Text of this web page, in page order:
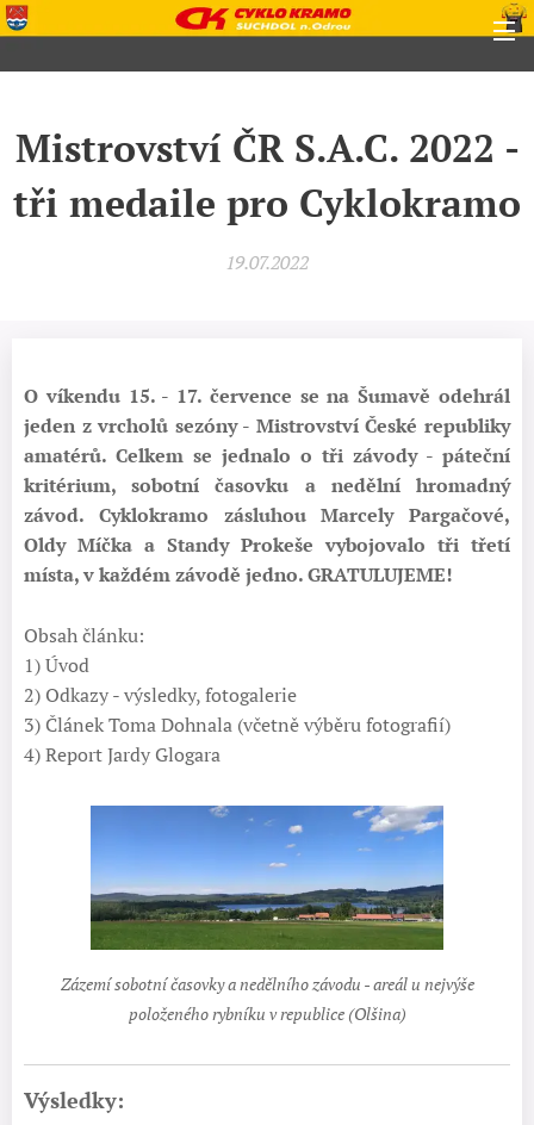
Mistrovství ČR S.A.C. 2022 -
tři medaile pro Cyklokramo
19.07.2022
O víkendu 15. - 17. července se na Šumavě odehrál
jeden z vrcholů sezóny - Mistrovství České republiky
amatérů. Celkem se jednalo o tři závody - páteční
kritérium, sobotní časovku a nedělní hromadný
závod. Cyklokramo zásluhou Marcely Pargačové,
Oldy Míčka a Standy Prokeše vybojovalo tři třetí
místa, v každém závodě jedno. GRATULUJEME!
Obsah článku:
1) Úvod
2) Odkazy - výsledky, fotogalerie
3) Článek Toma Dohnala (včetně výběru fotografií)
4) Report Jardy Glogara
Zázemí sobotní časovky a nedělního závodu - areál u nejvýše
položeného rybníku v republice (Olšina)
Výsledky: